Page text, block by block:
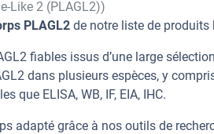
Like 2 (PLAGL2))
PLAGL2 de notre liste de produits
fiables issus d’une large
dans plusieurs espèces, y
que ELISA, WB, IF, EIA, IHC.
adapté grâce à nos outils de